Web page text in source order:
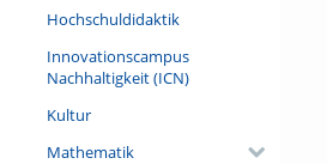
Hochschuldidaktik
Innovationscampus
Nachhaltigkeit (ICN)
Kultur
Mathematik